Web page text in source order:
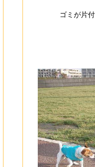
ゴミが片